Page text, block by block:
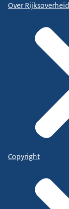
Over
Copyright